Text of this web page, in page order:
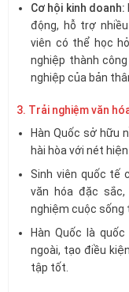
Cơ hội kinh doanh:
động, hỗ trợ
viên có thể học
nghiệp thành
nghiệp của bản
3. Trải nghiệm văn
Hàn Quốc sở hữu
hài hòa với nét
Sinh viên quốc tế
văn hóa đặc
nghiệm cuộc sống
Hàn Quốc là
ngoài, tạo điều
tập tốt.